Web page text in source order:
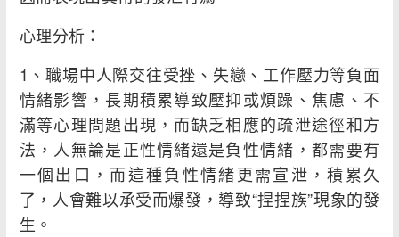
心理分析：
1、職場中人際交往受挫、失戀、工作壓力等負面
情緒影響，長期積累導致壓抑或煩躁、焦慮、不
滿等心理問題出現，而缺乏相應的疏泄途徑和方
法，人無論是正性情緒還是負性情緒，都需要有
一個出口，而這種負性情緒更需宣泄，積累久
了，人會難以承受而爆發，導致“捏捏族”現象的發
生。